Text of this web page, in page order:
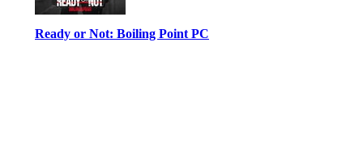
Ready or Not: Boiling Point PC